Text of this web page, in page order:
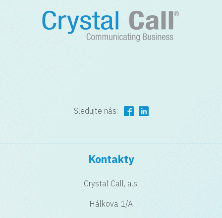
Sledujte nás:
Kontakty
Crystal Call, a.s.
Hálkova 1/A